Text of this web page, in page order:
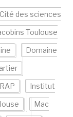
Cité des sciences
Toulouse
Domaine
Institut
Mac